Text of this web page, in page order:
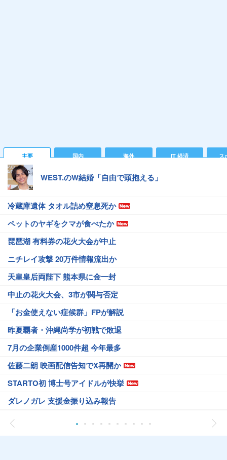
主要 国内 海外 IT 経済 ス
WEST.のW結婚「自由で頭抱える」
冷蔵庫遺体 タオル詰め窒息死か
ペットのヤギをクマが食べたか
琵琶湖 有料券の花火大会が中止
ニチレイ攻撃 20万件情報流出か
天皇皇后両陛下 熊本県に金一封
中止の花火大会、3市が関与否定
「お金使えない症候群」FPが解説
昨夏覇者・沖縄尚学が初戦で敗退
7月の企業倒産1000件超 今年最多
佐藤二朗 映画配信告知でX再開か
STARTO初 博士号アイドルが快挙
ダレノガレ 支援金振り込み報告